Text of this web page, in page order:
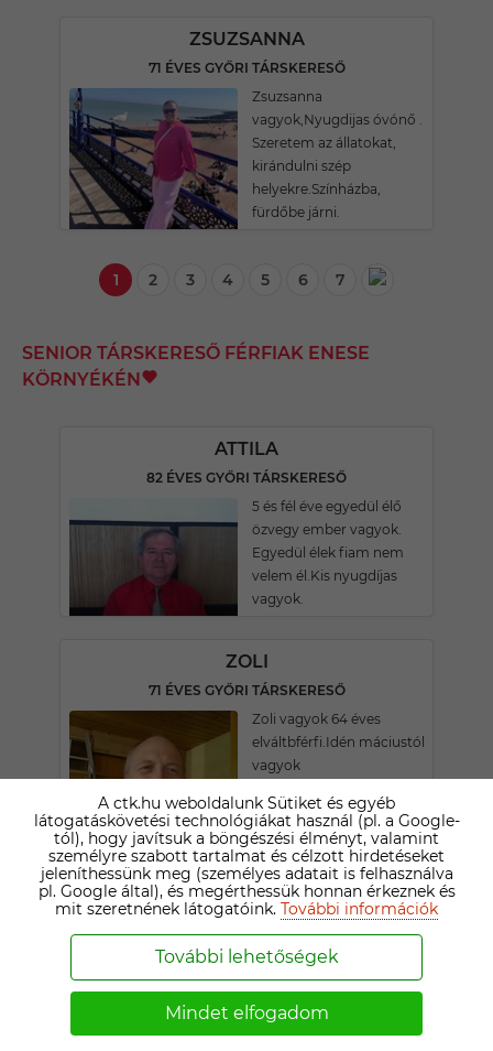
ZSUZSANNA
71 ÉVES GYŐRI TÁRSKERESŐ
Zsuzsanna
vagyok,Nyugdijas óvónő .
Szeretem az állatokat,
kirándulni szép
helyekre.Színházba,
fürdőbe járni.
1 2 3 4 5 6 7
SENIOR TÁRSKERESŐ FÉRFIAK ENESE
KÖRNYÉKÉN
ATTILA
82 ÉVES GYŐRI TÁRSKERESŐ
5 és fél éve egyedül élő
özvegy ember vagyok.
Egyedül élek fiam nem
velem él.Kis nyugdíjas
vagyok.
ZOLI
71 ÉVES GYŐRI TÁRSKERESŐ
Zoli vagyok 64 éves
elváltbférfi.Idén máciustól
vagyok
keresem lehetōleg Gyōr
környékérōl.
SÁNDOR
Társat keresek hosszutávu
komoly
kapcsolatra,egyedülálloként!!
A ctk.hu weboldalunk Sütiket és egyéb
látogatáskövetési technológiákat használ (pl. a Google-
tól), hogy javítsuk a böngészési élményt, valamint
személyre szabott tartalmat és célzott hirdetéseket
jeleníthessünk meg (személyes adatait is felhasználva
pl. Google által), és megérthessük honnan érkeznek és
mit szeretnének látogatóink. További információk
További lehetőségek
Mindet elfogadom